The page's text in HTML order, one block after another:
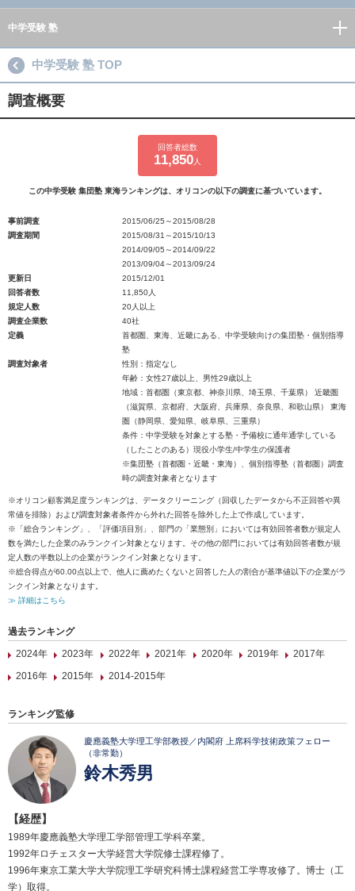
中学受験 塾
中学受験 塾 TOP
調査概要
回答者総数
11,850 人
この中学受験 集団塾 東海ランキングは、オリコンの以下の調査に基づいています。
事前調査
2015/06/25～2015/08/28
調査期間
2015/08/31～2015/10/13
2014/09/05～2014/09/22
2013/09/04～2013/09/24
更新日
2015/12/01
回答者数
11,850人
規定人数
20人以上
調査企業数
40社
定義
首都圏、東海、近畿にある、中学受験向けの集団塾・個別指導
塾
調査対象者
性別：指定なし
年齢：女性27歳以上、男性29歳以上
地域：首都圏（東京都、神奈川県、埼玉県、千葉県） 近畿圏
（滋賀県、京都府、大阪府、兵庫県、奈良県、和歌山県） 東海
圏（静岡県、愛知県、岐阜県、三重県）
条件：中学受験を対象とする塾・予備校に通年通学している
（したことのある）現役小学生/中学生の保護者
※集団塾（首都圏・近畿・東海）、個別指導塾（首都圏）調査
時の調査対象者となります
※オリコン顧客満足度ランキングは、データクリーニング（回収したデータから不正回答や異
常値を排除）および調査対象者条件から外れた回答を除外した上で作成しています。
※「総合ランキング」、「評価項目別」、部門の「業態別」においては有効回答者数が規定人
数を満たした企業のみランクイン対象となります。その他の部門においては有効回答者数が規
定人数の半数以上の企業がランクイン対象となります。
※総合得点が60.00点以上で、他人に薦めたくないと回答した人の割合が基準値以下の企業がラ
ンクイン対象となります。
≫ 詳細はこちら
過去ランキング
2024年
2023年 2022年 2021年 2020年 2019年
2017年
2016年
2015年 2014-2015年
ランキング監修
慶應義塾大学理工学部教授／内閣府 上席科学技術政策フェロー
（非常勤）
鈴木秀男
【経歴】
1989年慶應義塾大学理工学部管理工学科卒業。
1992年ロチェスター大学経営大学院修士課程修了。
1996年東京工業大学大学院理工学研究科博士課程経営工学専攻修了。博士（工
学）取得。